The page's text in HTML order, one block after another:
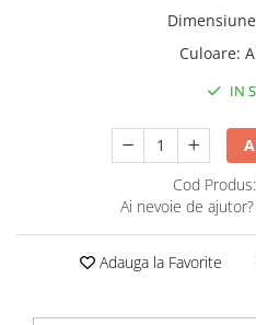
Culoare:
IN
Cod Produs:
Ai nevoie de ajutor?
Adauga la Favorite